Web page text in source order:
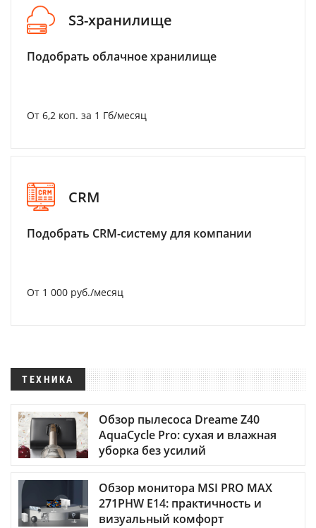
S3-хранилище
Подобрать облачное хранилище
От 6,2 коп. за 1 Гб/месяц
CRM
Подобрать CRM-систему для компании
От 1 000 руб./месяц
ТЕХНИКА
Обзор пылесоса Dreame Z40
AquaCycle Pro: сухая и влажная
уборка без усилий
Обзор монитора MSI PRO MAX
271PHW E14: практичность и
визуальный комфорт